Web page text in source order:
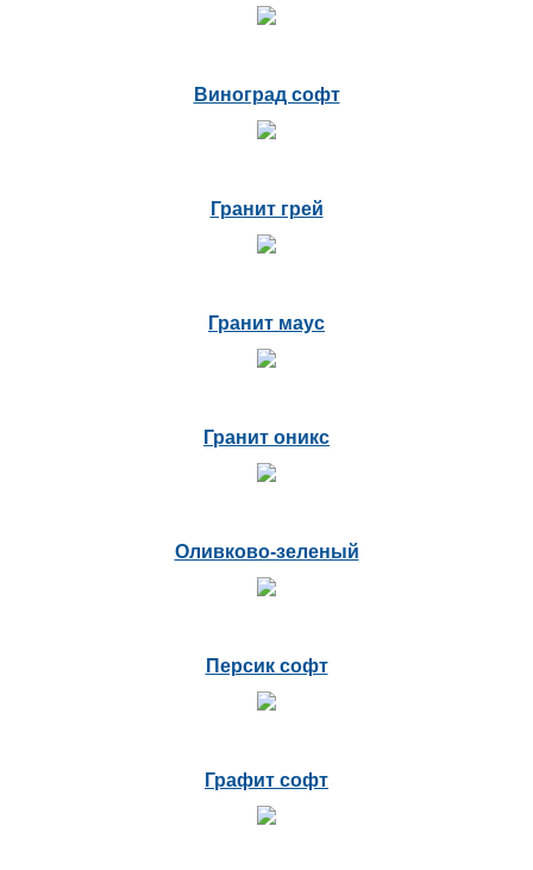
Виноград софт
Гранит грей
Гранит маус
Гранит оникс
Оливково-зеленый
Персик софт
Графит софт